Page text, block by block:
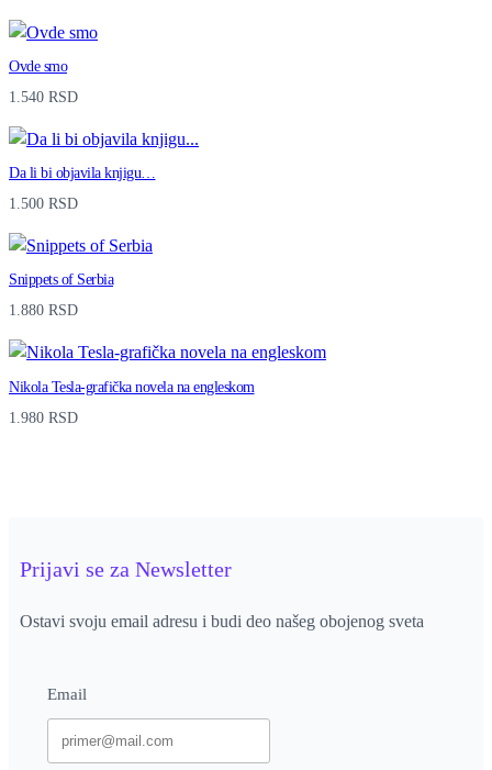
Ovde smo
1.540 RSD
Da li bi objavila knjigu…
1.500 RSD
Snippets of Serbia
1.880 RSD
Nikola Tesla-grafička novela na engleskom
1.980 RSD
Prijavi se za Newsletter
Ostavi svoju email adresu i budi deo našeg obojenog sveta
Email